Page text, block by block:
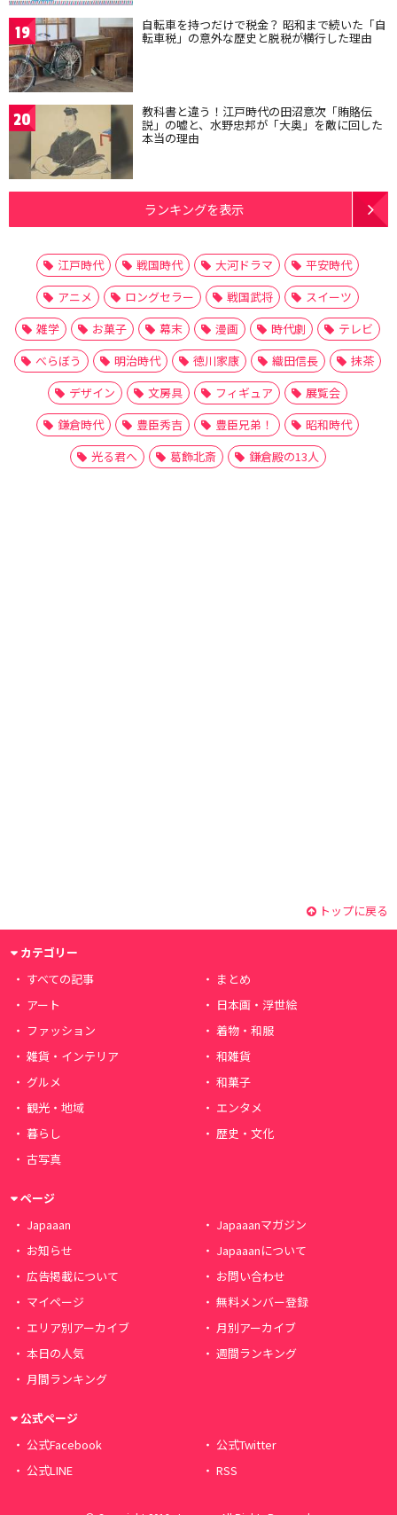
19 自転車を持つだけで税金？ 昭和まで続いた「自
転車税」の意外な歴史と脱税が横行した理由
20 教科書と違う！江戸時代の田沼意次「賄賂伝
説」の嘘と、水野忠邦が「大奥」を敵に回した
本当の理由
ランキングを表示
江戸時代 戦国時代 大河ドラマ
平安時代
アニメ
ロングセラー 戦国武将
スイーツ
雑学
お菓子 幕末 漫画 時代劇
テレビ
べらぼう
明治時代 徳川家康 織田信長
抹茶
デザイン
文房具 フィギュア
展覧会
鎌倉時代
豊臣秀吉 豊臣兄弟！
昭和時代
光る君へ
葛飾北斎 鎌倉殿の13人
トップに戻る
カテゴリー
すべての記事
まとめ
アート
日本画・浮世絵
ファッション
着物・和服
雑貨・インテリア
和雑貨
グルメ
和菓子
観光・地域
エンタメ
暮らし
歴史・文化
古写真
ページ
Japaaan
Japaaanマガジン
お知らせ
Japaaanについて
広告掲載について
お問い合わせ
マイページ
無料メンバー登録
エリア別アーカイブ
月別アーカイブ
本日の人気
週間ランキング
月間ランキング
公式ページ
公式Facebook
公式Twitter
公式LINE
RSS